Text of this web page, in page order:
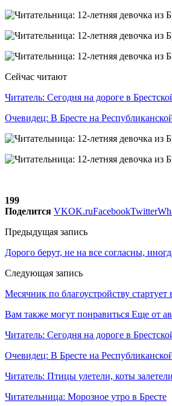
Сейчас читают
Читатель: Сегодня на дороге в
Очевидец: В Бресте на
199
Поделится VKOK.ruFacebookTwitter
Предыдущая запись
Дорого берут, не на все согласны,
Следующая запись
Месячник по благоустройству стартует
Вам также могут понравиться Еще от
Читатель: Сегодня на дороге в
Очевидец: В Бресте на
Читатель: Птицы улетели, коты
Читательница: Морозное утро в Бресте